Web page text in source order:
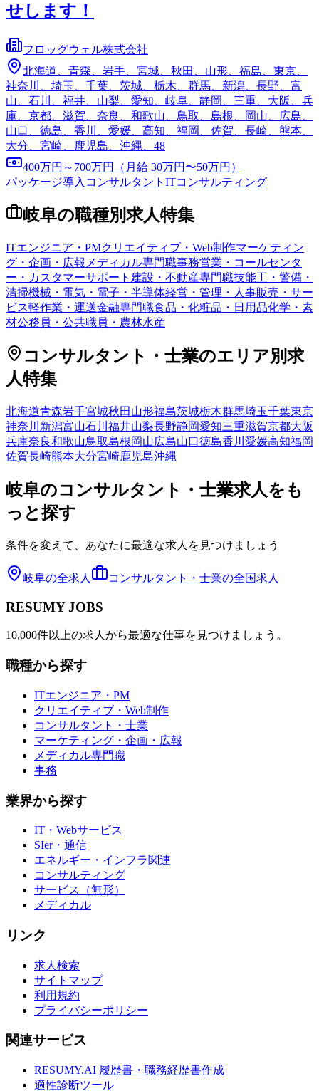
せします！
フロッグウェル株式会社
北海道、青森、岩手、宮城、秋田、山形、福島、東京、
神奈川、埼玉、千葉、茨城、栃木、群馬、新潟、長野、富
山、石川、福井、山梨、愛知、岐阜、静岡、三重、大阪、兵
庫、京都、滋賀、奈良、和歌山、鳥取、島根、岡山、広島、
山口、徳島、香川、愛媛、高知、福岡、佐賀、長崎、熊本、
大分、宮崎、鹿児島、沖縄、48
400万円～700万円（月給 30万円〜50万円）
パッケージ導入コンサルタント ITコンサルティング
岐阜の職種別求人特集
ITエンジニア・PMクリエイティブ・Web制作マーケティン
グ・企画・広報 メディカル専門職事務営業・コールセンタ
ー・カスタマーサポート 建設・不動産専門職技能工・警備・
清掃機械・電気・電子・半導体経営・管理・人事販売・サー
ビス軽作業・運送金融専門職食品・化粧品・日用品化学・素
材公務員・公共職員・農林水産
コンサルタント・士業のエリア別求
人特集
北海道青森岩手宮城秋田 山形福島茨城栃木群馬埼玉千葉東京
神奈川 新潟富山石川 福井山梨長野静岡愛知三重滋賀京都大阪
兵庫奈良和歌山鳥取島根岡山広島山口徳島香川 愛媛高知福岡
佐賀長崎熊本大分宮崎鹿児島沖縄
岐阜のコンサルタント・士業求人をも
っと探す
条件を変えて、あなたに最適な求人を見つけましょう
岐阜の全求人 コンサルタント・士業の全国求人
RESUMY JOBS
10,000件以上の求人から最適な仕事を見つけましょう。
職種から探す
ITエンジニア・PM
クリエイティブ・Web制作
コンサルタント・士業
マーケティング・企画・広報
メディカル専門職
事務
業界から探す
IT・Webサービス
SIer・通信
エネルギー・インフラ関連
コンサルティング
サービス（無形）
メディカル
リンク
求人検索
サイトマップ
利用規約
プライバシーポリシー
関連サービス
RESUMY.AI 履歴書・職務経歴書作成
適性診断ツール